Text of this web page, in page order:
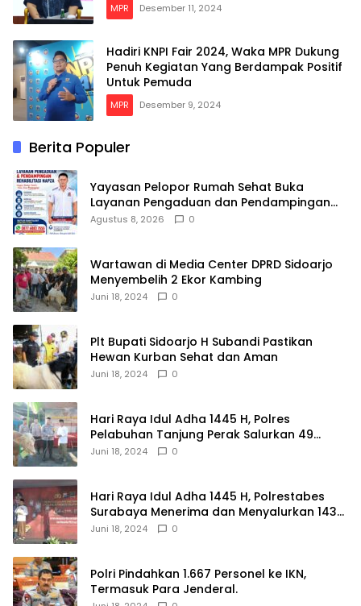
MPR Desember 11, 2024
Hadiri KNPI Fair 2024, Waka MPR Dukung
Penuh Kegiatan Yang Berdampak Positif
Untuk Pemuda
MPR Desember 9, 2024
Berita Populer
Yayasan Pelopor Rumah Sehat Buka
Layanan Pengaduan dan Pendampingan
Rehabilitasi NAPZA 24 Jam
Agustus 8, 2026 0
Wartawan di Media Center DPRD Sidoarjo
Menyembelih 2 Ekor Kambing
Juni 18, 2024 0
Plt Bupati Sidoarjo H Subandi Pastikan
Hewan Kurban Sehat dan Aman
Juni 18, 2024 0
Hari Raya Idul Adha 1445 H, Polres
Pelabuhan Tanjung Perak Salurkan 49
Hewan Korban.
Juni 18, 2024 0
Hari Raya Idul Adha 1445 H, Polrestabes
Surabaya Menerima dan Menyalurkan 143
Hewan Kurban
Juni 18, 2024 0
Polri Pindahkan 1.667 Personel ke IKN,
Termasuk Para Jenderal.